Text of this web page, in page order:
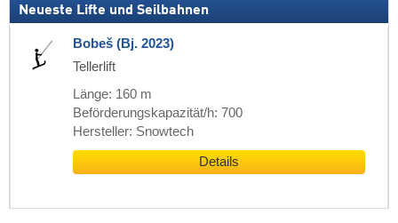
Neueste Lifte und Seilbahnen
Bobeš (Bj. 2023)
Tellerlift
Länge: 160 m
Beförderungskapazität/h: 700
Hersteller: Snowtech
Details